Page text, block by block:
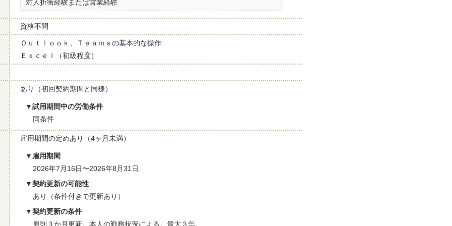
対人折衝経験または営業経験
資格不問
Ｏｕｔｌｏｏｋ、Ｔｅａｍｓの基本的な操作
Ｅｘｃｅｌ（初級程度）
あり（初回契約期間と同様）
試用期間中の労働条件
同条件
雇用期間の定めあり（4ヶ月未満）
雇用期間
2026年7月16日〜2026年8月31日
契約更新の可能性
あり（条件付きで更新あり）
契約更新の条件
原則３か月更新。本人の勤務状況による。最大３年。